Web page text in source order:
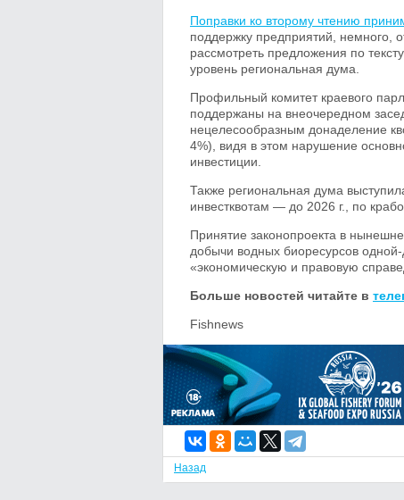
Поправки ко второму чтению
поддержку предприятий, немного,
рассмотреть предложения по
уровень региональная дума.
Профильный комитет краевого
поддержаны на внеочередном
нецелесообразным донаделение
4%), видя в этом нарушение
инвестиции.
Также региональная дума
инвестквотам — до 2026 г., по
Принятие законопроекта в
добычи водных биоресурсов
«экономическую и правовую
Больше новостей читайте в
Fishnews
Назад